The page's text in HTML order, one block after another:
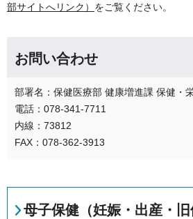
部サイトへリンク） をご覧ください。
お問い合わせ
部署名：保健医療部 健康増進課 保健・
電話：078-341-7711
内線：73812
FAX：078-362-3913
母子保健（妊娠・出産・